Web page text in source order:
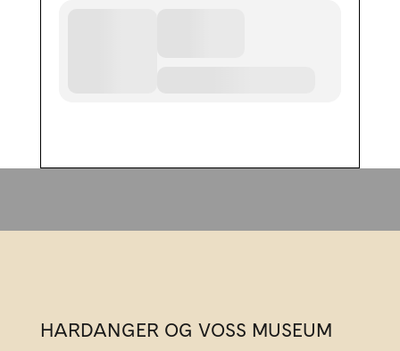
HARDANGER OG VOSS MUSEUM